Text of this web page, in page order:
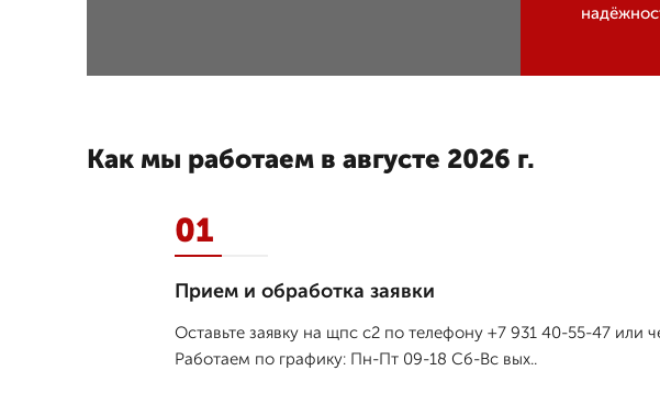
Как мы работаем в августе 2026 г.
01
Прием и обработка заявки
Оставьте заявку на щпс с2 по телефону +7 931 40-55-47 или
Работаем по графику: Пн-Пт 09-18 Сб-Вс вых..